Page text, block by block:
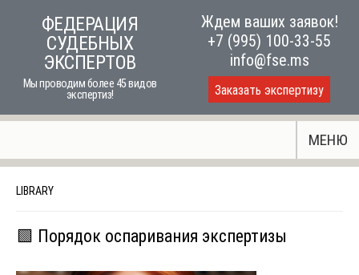
ФЕДЕРАЦИЯ
СУДЕБНЫХ
ЭКСПЕРТОВ
Мы проводим более 45 видов
экспертиз!
Ждем ваших заявок!
+7 (995) 100-33-55
info@fse.ms
Заказать экспертизу
МЕНЮ
LIBRARY
🟩 Порядок оспаривания экспертизы